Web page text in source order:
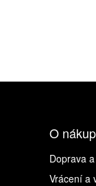
O
Doprava
Vrácení a